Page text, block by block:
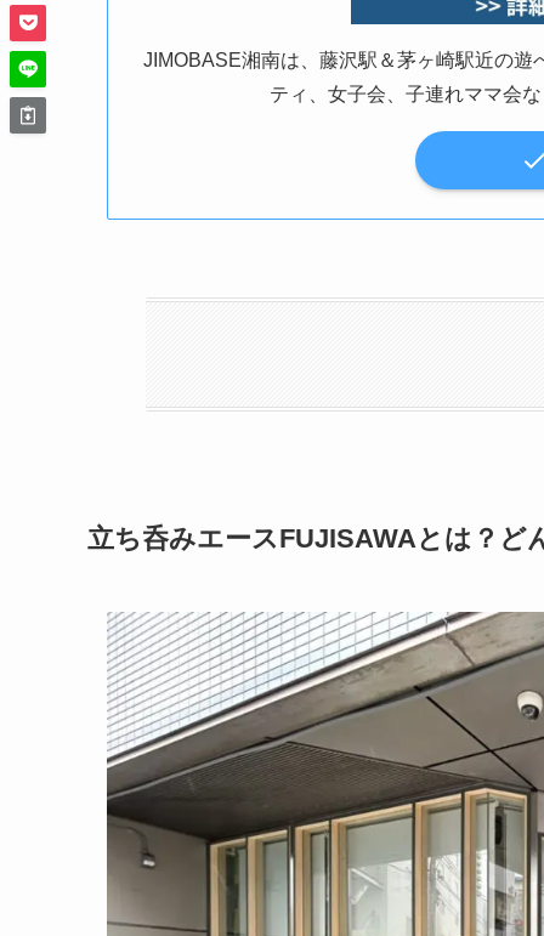
JIMOBASE湘南は、藤沢駅＆茅ヶ崎駅近の
ティ、女子会、子連れママ会
立ち呑みエースFUJISAWAとは？ど